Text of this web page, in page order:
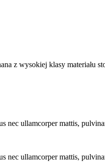
z wysokiej klasy materiału
nec ullamcorper mattis,
nec ullamcorper mattis,